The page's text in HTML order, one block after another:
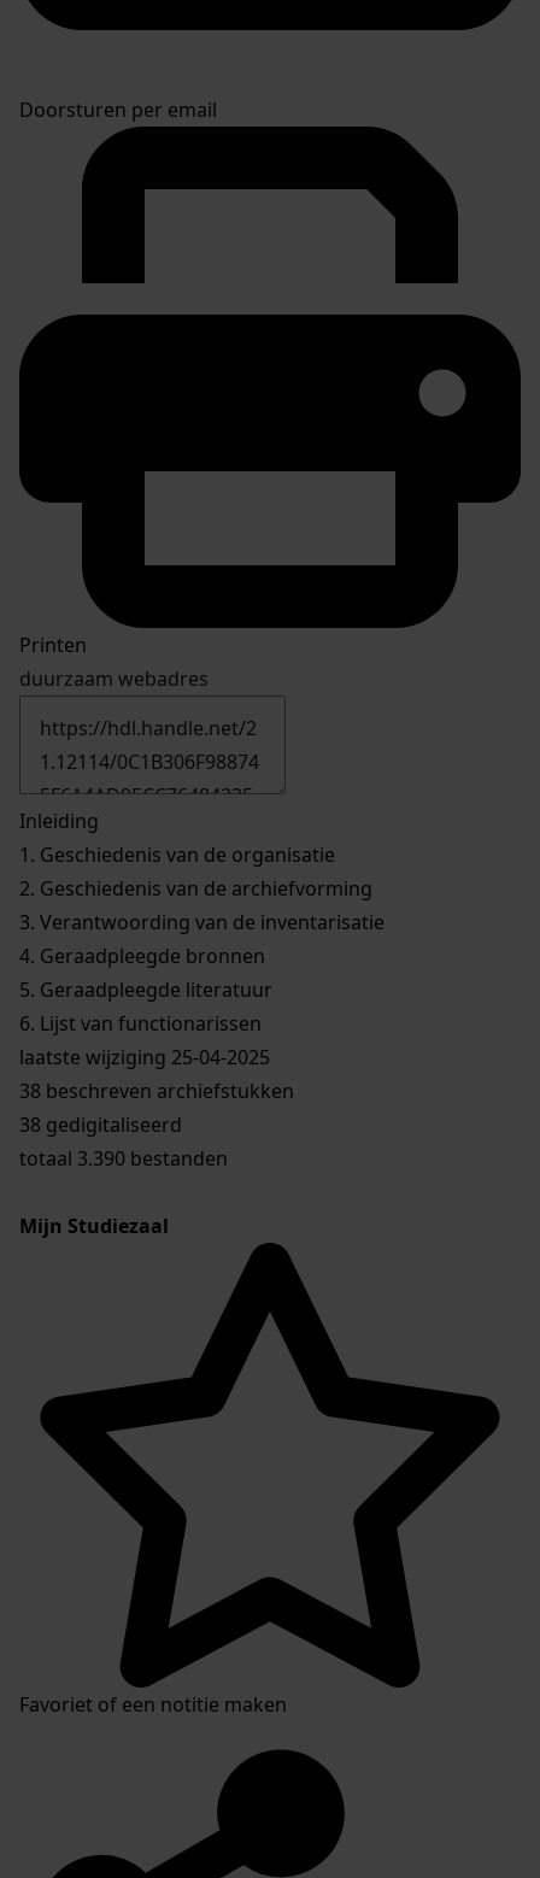
Doorsturen per email
Printen
duurzaam webadres
Inleiding
1. Geschiedenis van de organisatie
2. Geschiedenis van de archiefvorming
3. Verantwoording van de inventarisatie
4. Geraadpleegde bronnen
5. Geraadpleegde literatuur
6. Lijst van functionarissen
laatste wijziging 25-04-2025
38 beschreven archiefstukken
38 gedigitaliseerd
totaal 3.390 bestanden
Mijn Studiezaal
Favoriet of een notitie maken